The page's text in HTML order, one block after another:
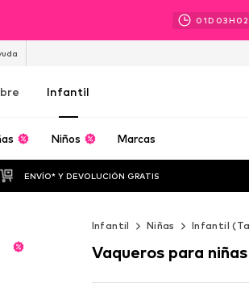
01D 03H 02
Infantil
Niños Marcas
ENVÍO* Y DEVOLUCIÓN GRATIS
Infantil Niñas Infantil
Vaqueros para niñas